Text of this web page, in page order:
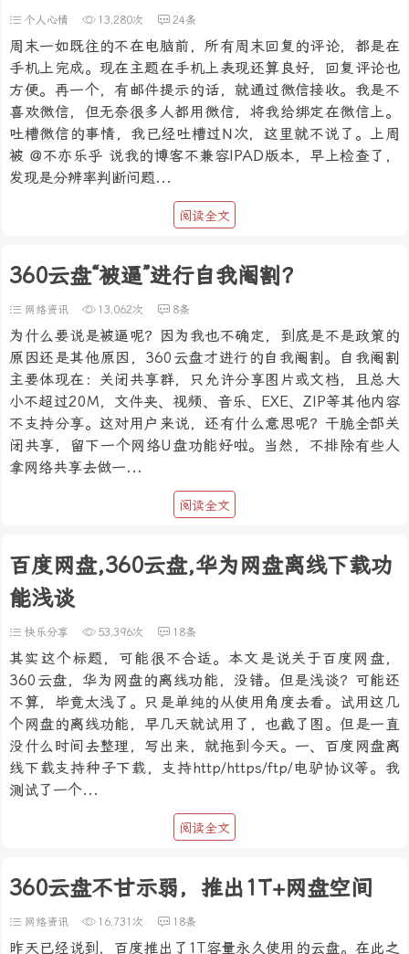
个人心情 13,280次 24条
周末一如既往的不在电脑前，所有周末回复的评论，都是在
手机上完成。现在主题在手机上表现还算良好，回复评论也
方便。再一个，有邮件提示的话，就通过微信接收。我是不
喜欢微信，但无奈很多人都用微信，将我给绑定在微信上。
吐槽微信的事情，我已经吐槽过N次，这里就不说了。上周
被 @不亦乐乎 说我的博客不兼容IPAD版本，早上检查了，
发现是分辨率判断问题...
阅读全文
360云盘“被逼”进行自我阉割？
网络资讯 13,062次 8条
为什么要说是被逼呢？因为我也不确定，到底是不是政策的
原因还是其他原因，360云盘才进行的自我阉割。自我阉割
主要体现在：关闭共享群，只允许分享图片或文档，且总大
小不超过20M，文件夹、视频、音乐、EXE、ZIP等其他内容
不支持分享。这对用户来说，还有什么意思呢？干脆全部关
闭共享，留下一个网络U盘功能好啦。当然，不排除有些人
拿网络共享去做一...
阅读全文
百度网盘,360云盘,华为网盘离线下载功
能浅谈
快乐分享 53,396次 18条
其实这个标题，可能很不合适。本文是说关于百度网盘，
360云盘，华为网盘的离线功能，没错。但是浅谈？可能还
不算，毕竟太浅了。只是单纯的从使用角度去看。试用这几
个网盘的离线功能，早几天就试用了，也截了图。但是一直
没什么时间去整理，写出来，就拖到今天。一、百度网盘离
线下载支持种子下载，支持http/https/ftp/电驴协议等。我
测试了一个...
阅读全文
360云盘不甘示弱，推出1T+网盘空间
网络资讯 16,731次 18条
昨天已经说到，百度推出了1T容量永久使用的云盘。在此之